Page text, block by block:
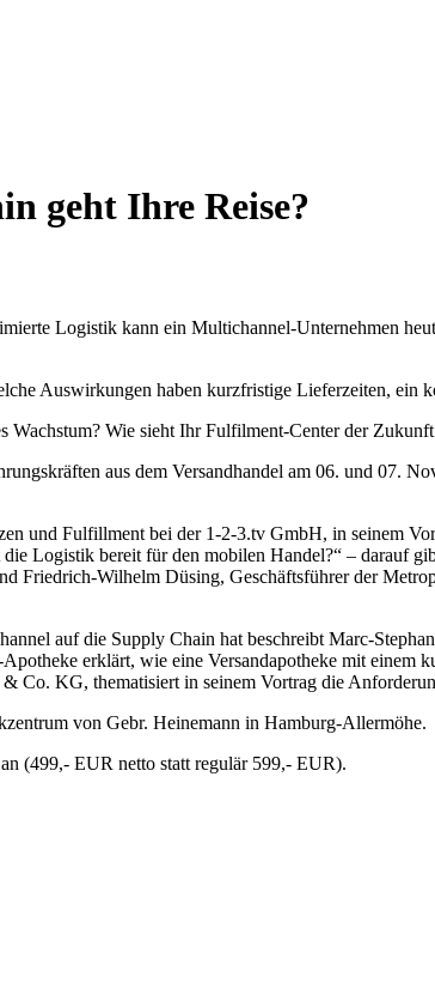
geht Ihre Reise?
Logistik kann ein Multichannel-Unternehmen
Auswirkungen haben kurzfristige Lieferzeiten, ein
Wie sieht Ihr Fulfilment-Center der Zukunft
aus dem Versandhandel am 06. und 07.
und Fulfillment bei der 1-2-3.tv GmbH, in seinem
Logistik bereit für den mobilen Handel?“ – darauf
Wilhelm Düsing, Geschäftsführer der
auf die Supply Chain hat beschreibt Marc-
erklärt, wie eine Versandapotheke mit einem
Co. KG, thematisiert in seinem Vortrag die
von Gebr. Heinemann in Hamburg-Allermöhe.
(499,- EUR netto statt regulär 599,- EUR).